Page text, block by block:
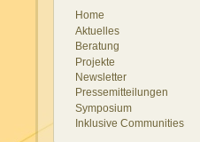
Home
Aktuelles
Beratung
Projekte
Newsletter
Pressemitteilungen
Symposium
Inklusive Communities